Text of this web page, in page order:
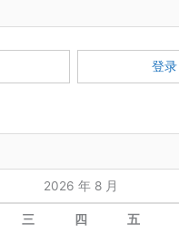
登录
2026 年 8 月
三 四 五